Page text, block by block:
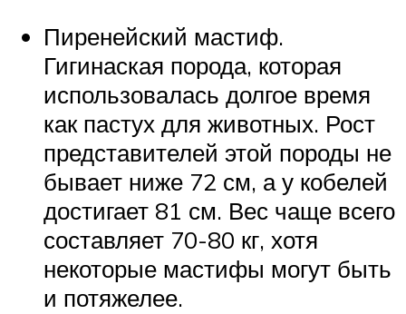
Пиренейский мастиф.
Гигинаская порода, которая
использовалась долгое время
как пастух для животных. Рост
представителей этой породы не
бывает ниже 72 см, а у кобелей
достигает 81 см. Вес чаще всего
составляет 70-80 кг, хотя
некоторые мастифы могут быть
и потяжелее.